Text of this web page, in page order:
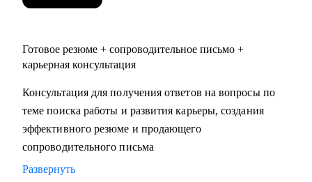
Готовое резюме + сопроводительное письмо +
карьерная консультация
Консультация для получения ответов на вопросы по
теме поиска работы и развития карьеры, создания
эффективного резюме и продающего
сопроводительного письма
Развернуть